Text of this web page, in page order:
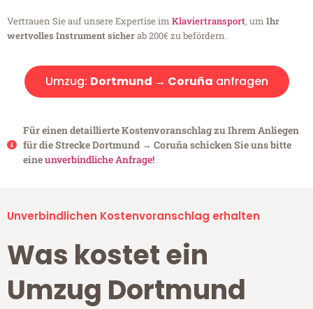
Vertrauen Sie auf unsere Expertise im Klaviertransport, um Ihr
wertvolles Instrument sicherab 200€ zu befördern.
Umzug: Dortmund → Coruña anfragen
Für einen detaillierte Kostenvoranschlag zu Ihrem Anliegen
für die Strecke Dortmund → Coruña schicken Sie uns bitte
eineunverbindliche Anfrage!
Unverbindlichen Kostenvoranschlag erhalten
Was kostet ein
Umzug Dortmund